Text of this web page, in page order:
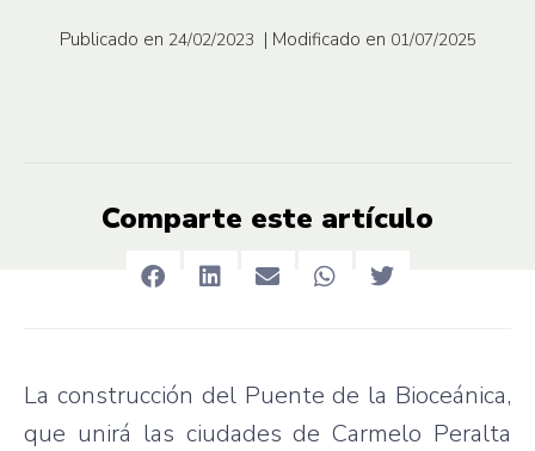
Publicado en 24/02/2023 | Modificado en 01/07/2025
Comparte este artículo
La construcción del Puente de la Bioceánica,
que unirá las ciudades de Carmelo Peralta